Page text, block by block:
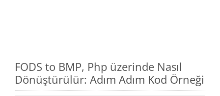
FODS to BMP, Php üzerinde Nasıl
Dönüştürülür: Adım Adım Kod Örneği